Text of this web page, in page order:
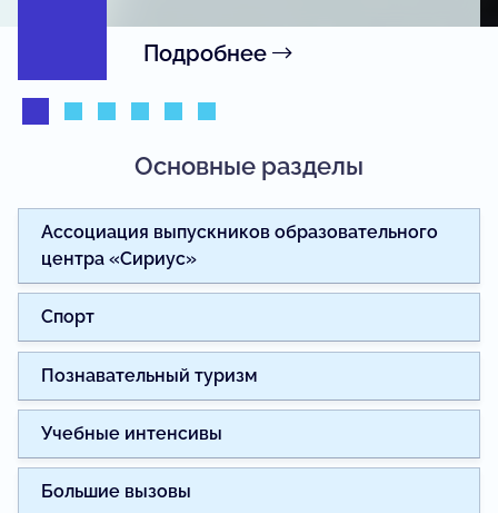
Подробнее
Основные разделы
Ассоциация выпускников образовательного
центра «Сириус»
Спорт
Познавательный туризм
Учебные интенсивы
Большие вызовы